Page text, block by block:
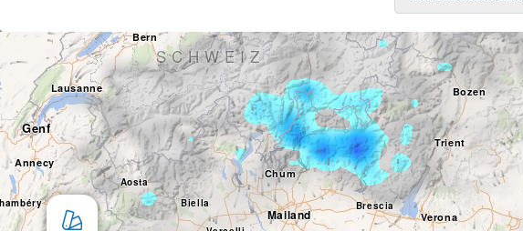
Vi og vores partnere gør følgende under databehandlingen:
Speichern von oder Zugriff auf Informationen auf einem Endgerät, verwendung
Werbeanzeigen, erstellung von Profilen für personalisierte Werbung, verwendung
Werbung, erstellung von Profilen zur Personalisierung von Inhalten, verwendung
Inhalte, messung der Werbeleistung, messung der Performance von Inhalten,
Kombinationen von Daten aus verschiedenen Quellen, entwicklung und
Daten zur Auswahl von Inhalten.
Genaue Standortdaten und Identifikation durch Scannen von Endgeräten,
Werbeleistung und der Performance von Inhalten, Zielgruppenforschung sowie
Bozen
Mailand Verona
Trient
Chum
Brescia
SCHWEIZ
Genf
Bern
Lausanne
Annecy
Aosta
Biella